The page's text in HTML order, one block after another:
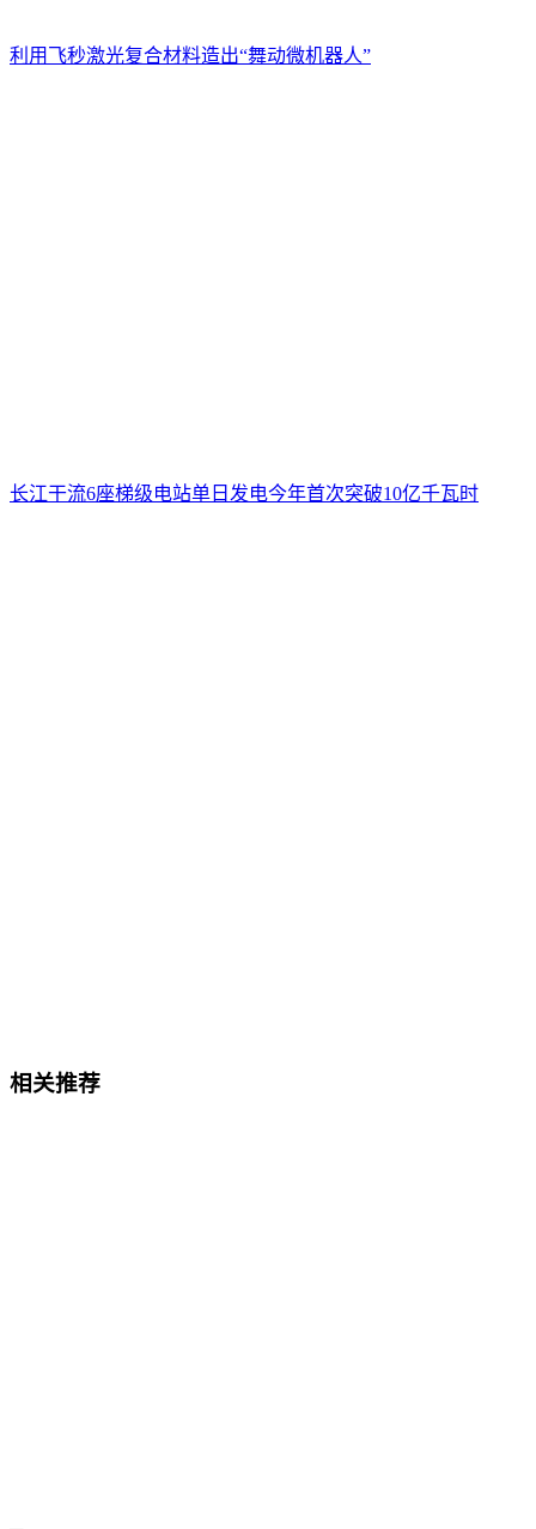
利用飞秒激光复合材料造出“舞动微机器人”
长江干流6座梯级电站单日发电今年首次突破10亿千瓦时
相关推荐